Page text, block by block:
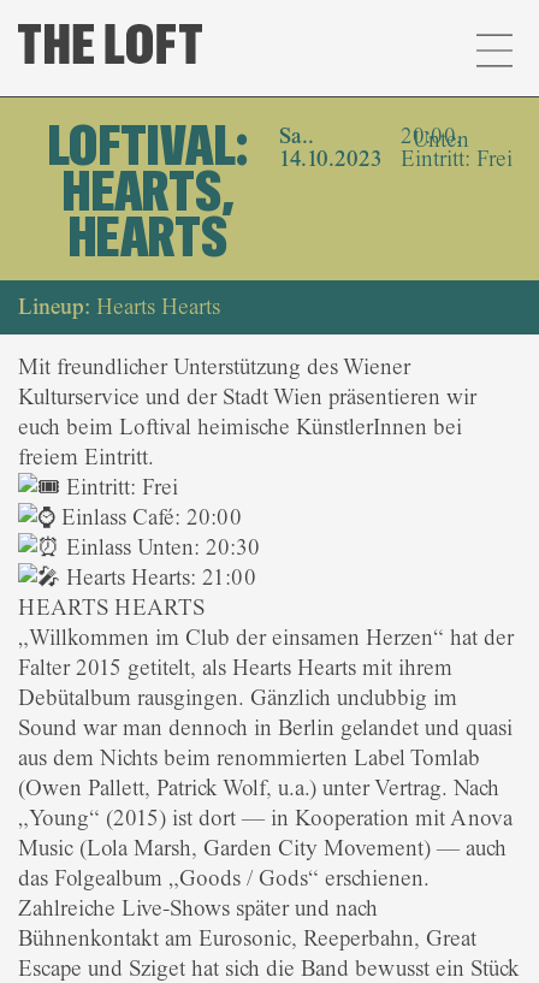
LOFTIVAL:
HEARTS,
HEARTS
Sa..
14.10.2023
20:00,
Eintritt: Frei
Unten
Lineup: Hearts Hearts
Mit freundlicher Unterstützung des Wiener
Kulturservice und der Stadt Wien präsentieren wir
euch beim Loftival heimische KünstlerInnen bei
freiem Eintritt.
Eintritt: Frei
Einlass Café: 20:00
Einlass Unten: 20:30
Hearts Hearts: 21:00
HEARTS HEARTS
„Willkommen im Club der einsamen Herzen“ hat der
Falter 2015 getitelt, als Hearts Hearts mit ihrem
Debütalbum rausgingen. Gänzlich unclubbig im
Sound war man dennoch in Berlin gelandet und quasi
aus dem Nichts beim renommierten Label Tomlab
(Owen Pallett, Patrick Wolf, u.a.) unter Vertrag. Nach
„Young“ (2015) ist dort — in Kooperation mit Anova
Music (Lola Marsh, Garden City Movement) — auch
das Folgealbum „Goods / Gods“ erschienen.
Zahlreiche Live-Shows später und nach
Bühnenkontakt am Eurosonic, Reeperbahn, Great
Escape und Sziget hat sich die Band bewusst ein Stück